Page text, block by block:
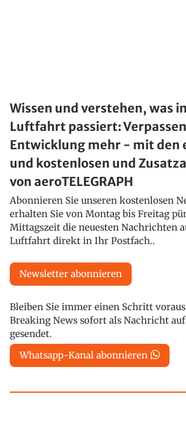
Wissen und verstehen, was
Luftfahrt passiert:
Entwicklung mehr - mit den
und kostenlosen und
von aeroTELEGRAPH
Abonnieren Sie unseren kostenlosen
erhalten Sie von Montag bis Freitag
Mittagszeit die neuesten Nachrichten
Luftfahrt direkt in Ihr Postfach..
Newsletter abonnieren
Bleiben Sie immer einen Schritt
Breaking News sofort als Nachricht
gesendet.
Whatsapp-Kanal abonnieren